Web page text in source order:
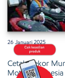
26 Januari 2025
Cetak Rekor
Motor Indonesia